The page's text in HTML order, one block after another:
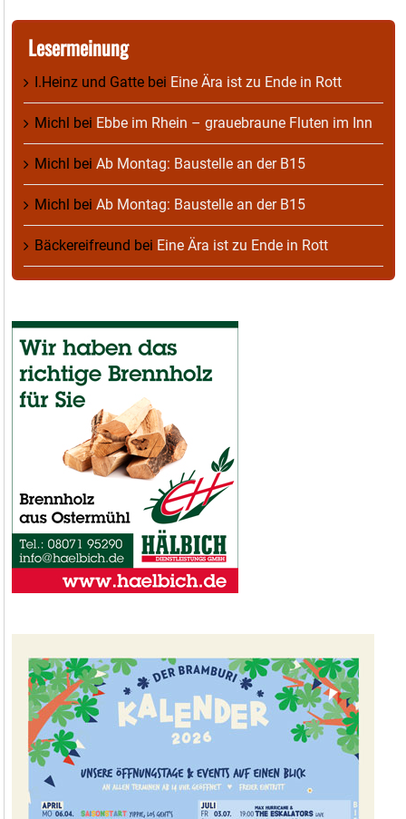
Lesermeinung
I.Heinz und Gatte bei Eine Ära ist zu Ende in Rott
Michl bei Ebbe im Rhein – grauebraune Fluten im Inn
Michl bei Ab Montag: Baustelle an der B15
Michl bei Ab Montag: Baustelle an der B15
Bäckereifreund bei Eine Ära ist zu Ende in Rott